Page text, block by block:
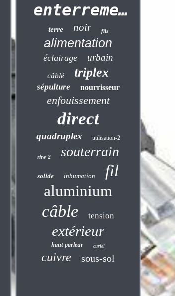
enterrement
terre noir fils
alimentation
éclairage urbain
câblé triplex
sépulture nourrisseur
enfouissement
direct
quadruplex utilisation-2
rhw-2 souterrain
solide inhumation fil
aluminium
câble tension
extérieur
haut-parleur curiel
cuivre sous-sol